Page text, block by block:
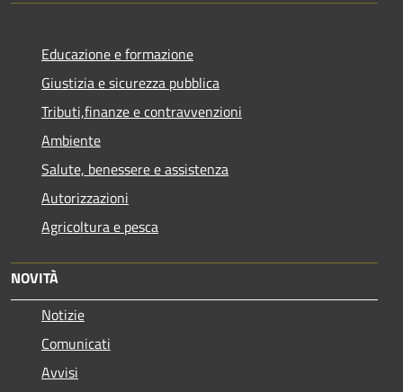
Educazione e formazione
Giustizia e sicurezza pubblica
Tributi,finanze e contravvenzioni
Ambiente
Salute, benessere e assistenza
Autorizzazioni
Agricoltura e pesca
NOVITÀ
Notizie
Comunicati
Avvisi